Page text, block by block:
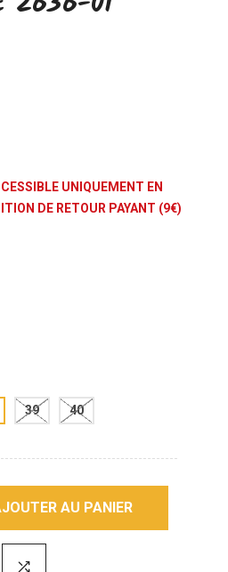
UNIQUEMENT EN
DE RETOUR PAYANT (9€)
39 40
AU PANIER